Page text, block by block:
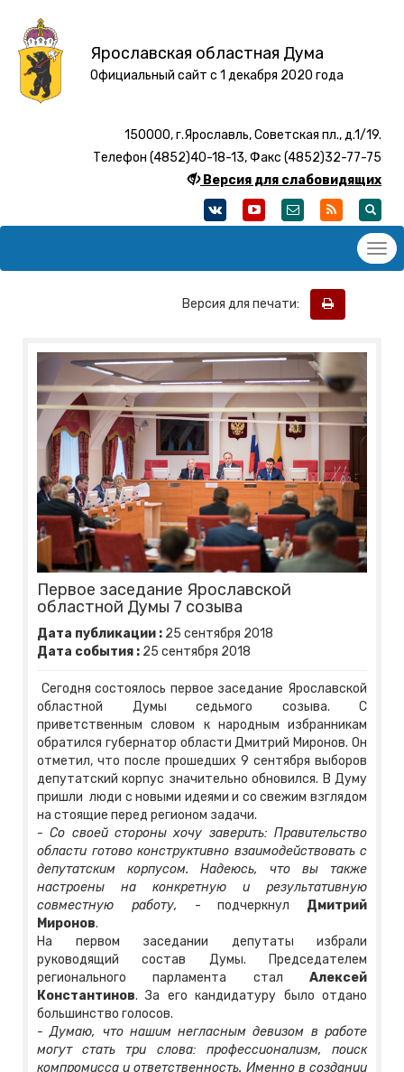
Ярославская областная Дума
Официальный сайт с 1 декабря 2020 года
150000, г.Ярославль, Советская пл., д.1/19.
Телефон (4852)40-18-13, Факс (4852)32-77-75
Версия для слабовидящих
Версия для печати:
Первое заседание Ярославской
областной Думы 7 созыва
Дата публикации : 25 сентября 2018
Дата события : 25 сентября 2018
Сегодня состоялось первое заседание Ярославской
областной Думы седьмого созыва. С
приветственным словом к народным избранникам
обратился губернатор области Дмитрий Миронов. Он
отметил, что после прошедших 9 сентября выборов
депутатский корпус значительно обновился. В Думу
пришли люди с новыми идеями и со свежим взглядом
на стоящие перед регионом задачи.
- Со своей стороны хочу заверить: Правительство
области готово конструктивно взаимодействовать с
депутатским корпусом. Надеюсь, что вы также
настроены на конкретную и результативную
совместную работу,
- подчеркнул Дмитрий
Миронов.
На первом заседании депутаты избрали
руководящий состав Думы. Председателем
регионального парламента стал Алексей
Константинов. За его кандидатуру было отдано
большинство голосов.
- Думаю, что нашим негласным девизом в работе
могут стать три слова: профессионализм, поиск
компромисса и ответственность. Именно в создании